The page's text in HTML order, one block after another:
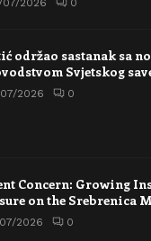
održao sastanak sa
Svjetskog
2026 0
Concern: Growing
on the Srebrenica
2026 0